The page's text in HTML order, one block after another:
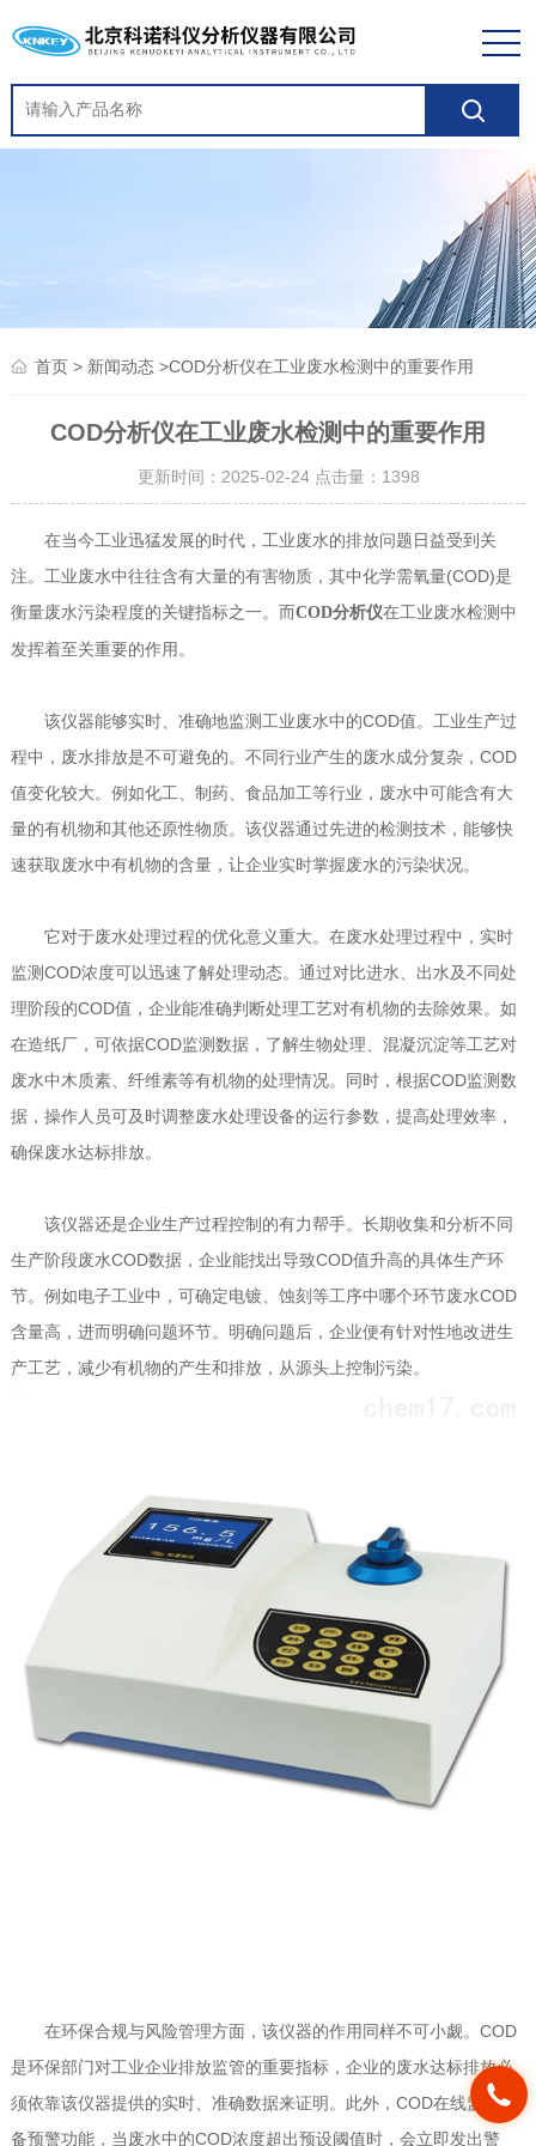
首页> 新闻动态>COD分析仪在工业废水检测中的重要作用
COD分析仪在工业废水检测中的重要作用
更新时间：2025-02-24 点击量： 1398
在当今工业迅猛发展的时代，工业废水的排放问题日益受到关
注。工业废水中往往含有大量的有害物质，其中化学需氧量(COD)是
衡量废水污染程度的关键指标之一。而COD分析仪在工业废水检测中
发挥着至关重要的作用。
该仪器能够实时、准确地监测工业废水中的COD值。工业生产过
程中，废水排放是不可避免的。不同行业产生的废水成分复杂，COD
值变化较大。例如化工、制药、食品加工等行业，废水中可能含有大
量的有机物和其他还原性物质。该仪器通过先进的检测技术，能够快
速获取废水中有机物的含量，让企业实时掌握废水的污染状况。
它对于废水处理过程的优化意义重大。在废水处理过程中，实时
监测COD浓度可以迅速了解处理动态。通过对比进水、出水及不同处
理阶段的COD值，企业能准确判断处理工艺对有机物的去除效果。如
在造纸厂，可依据COD监测数据，了解生物处理、混凝沉淀等工艺对
废水中木质素、纤维素等有机物的处理情况。同时，根据COD监测数
据，操作人员可及时调整废水处理设备的运行参数，提高处理效率，
确保废水达标排放。
该仪器还是企业生产过程控制的有力帮手。长期收集和分析不同
生产阶段废水COD数据，企业能找出导致COD值升高的具体生产环
节。例如电子工业中，可确定电镀、蚀刻等工序中哪个环节废水COD
含量高，进而明确问题环节。明确问题后，企业便有针对性地改进生
产工艺，减少有机物的产生和排放，从源头上控制污染。
在环保合规与风险管理方面，该仪器的作用同样不可小觑。COD
是环保部门对工业企业排放监管的重要指标，企业的废水达标排放必
须依靠该仪器提供的实时、准确数据来证明。此外，COD在线监测具
备预警功能，当废水中的COD浓度超出预设阈值时，会立即发出警